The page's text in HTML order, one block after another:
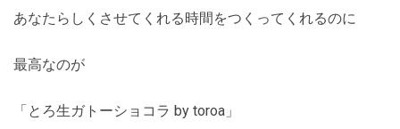
あなたらしくさせてくれる時間をつくってくれるのに
最高なのが
「とろ生ガトーショコラ by toroa」